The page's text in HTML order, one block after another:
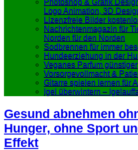
Photoshop & Grafik
Logo Animation, 3D
Lizenzfreie Bilder
Nachrichtenmagazin für
Norden für den Norden
Sodbrennen für immer
Hundeerziehung in der
Veganes Parfum günstiger
Vorsorgevollmacht &
Gitarre spielen lernen für
Igel überwintern –
Gesund abnehmen
Hunger, ohne Sport
Effekt